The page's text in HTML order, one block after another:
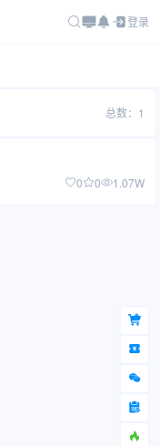
登录
总数：1
0 0 1.07W